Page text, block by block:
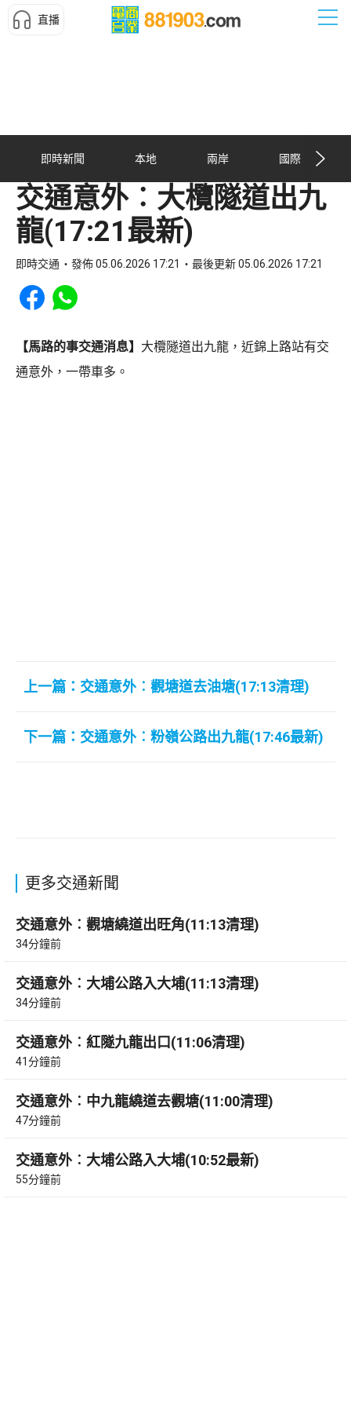
直播
即時新聞 本地 兩岸 國際
交通意外︰大欖隧道出九
龍(17:21最新)
即時交通 發佈 05.06.2026 17:21 最後更新 05.06.2026 17:21
Share to Facebook
Share to WhatsApp
【馬路的事交通消息】 大欖隧道出九龍，近錦上路站有交
通意外，一帶車多。
上一篇：交通意外︰觀塘道去油塘(17:13清理)
下一篇：交通意外︰粉嶺公路出九龍(17:46最新)
更多交通新聞
交通意外︰觀塘繞道出旺角(11:13清理)
34分鐘前
交通意外︰大埔公路入大埔(11:13清理)
34分鐘前
交通意外︰紅隧九龍出口(11:06清理)
41分鐘前
交通意外︰中九龍繞道去觀塘(11:00清理)
47分鐘前
交通意外︰大埔公路入大埔(10:52最新)
55分鐘前